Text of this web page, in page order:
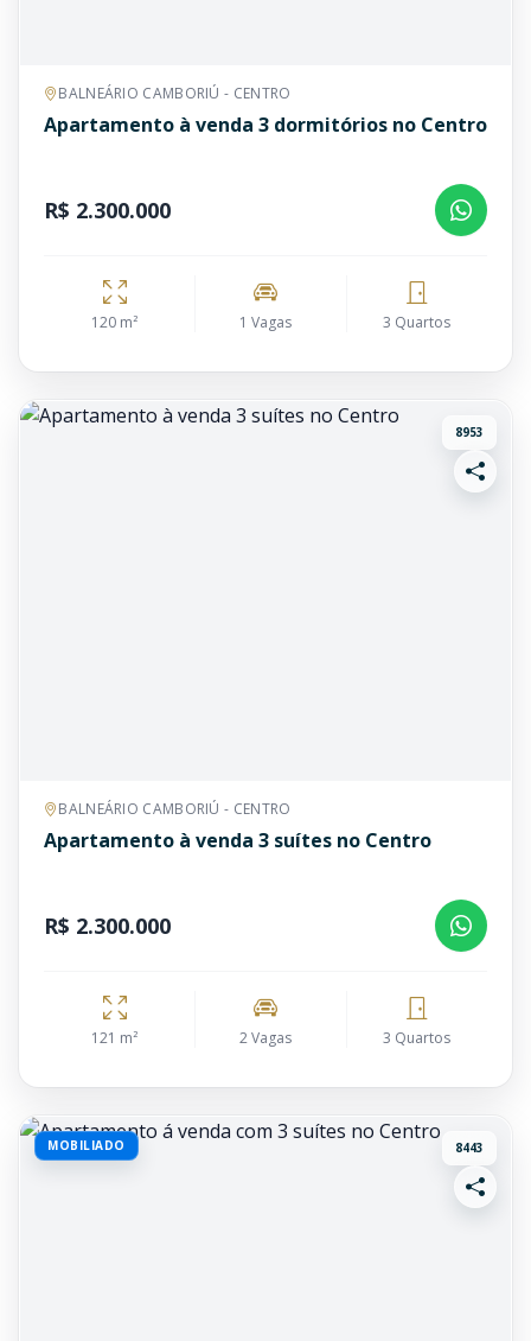
BALNEÁRIO CAMBORIÚ - CENTRO
Apartamento à venda 3 dormitórios no Centro
R$ 2.300.000
120 m² 1 Vagas 3 Quartos
8953
BALNEÁRIO CAMBORIÚ - CENTRO
Apartamento à venda 3 suítes no Centro
R$ 2.300.000
121 m² 2 Vagas 3 Quartos
MOBILIADO 8443